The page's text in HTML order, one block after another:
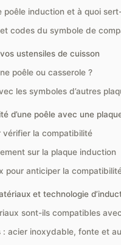
poêle induction et à quoi
codes du symbole de
ustensiles de cuisson
poêle ou casserole ?
les symboles d’autres
d’une poêle avec une
vérifier la compatibilité
sur la plaque induction
pour anticiper la
et technologie
sont-ils compatibles
: acier inoxydable, fonte et